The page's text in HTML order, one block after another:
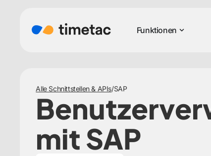
Funktionen
SAP
Alle Schnittstellen & APIs/
mit SAP